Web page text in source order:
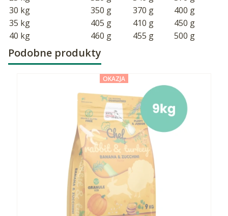
30 kg
350 g 370 g
400 g
35 kg
405 g 410 g
450 g
40 kg
460 g 455 g 500 g
Podobne produkty
OKAZJA